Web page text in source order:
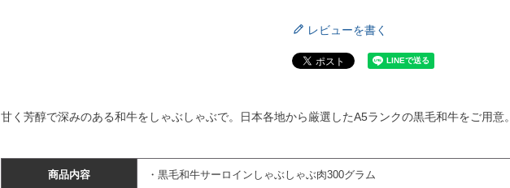
レビューを書く
甘く芳醇で深みのある和牛をしゃぶしゃぶで。日本各地から厳選したA5ランクの黒毛和牛をご用意。
商品内容 ・黒毛和牛サーロインしゃぶしゃぶ肉300グラム